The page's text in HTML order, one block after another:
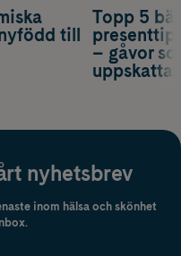
Topp 5
– gåvor
till
nyhetsbrev
inom hälsa och skönhet